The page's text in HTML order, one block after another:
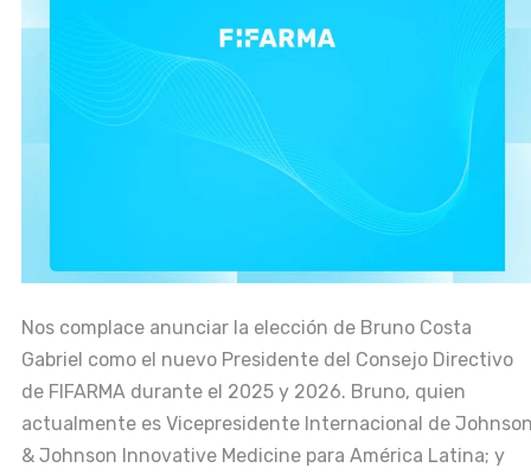
Nos complace anunciar la elección de Bruno Costa
Gabriel como el nuevo Presidente del Consejo Directivo
de FIFARMA durante el 2025 y 2026. Bruno, quien
actualmente es Vicepresidente Internacional de
& Johnson Innovative Medicine para América Latina; y